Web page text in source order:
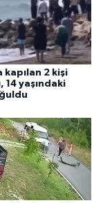
kapılan 2 kişi
14 yaşındaki